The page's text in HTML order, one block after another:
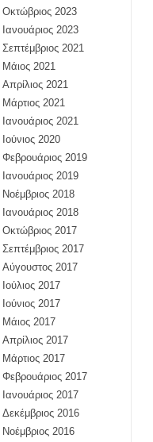
Οκτώβριος 2023
Ιανουάριος 2023
Σεπτέμβριος 2021
Μάιος 2021
Απρίλιος 2021
Μάρτιος 2021
Ιανουάριος 2021
Ιούνιος 2020
Φεβρουάριος 2019
Ιανουάριος 2019
Νοέμβριος 2018
Ιανουάριος 2018
Οκτώβριος 2017
Σεπτέμβριος 2017
Αύγουστος 2017
Ιούλιος 2017
Ιούνιος 2017
Μάιος 2017
Απρίλιος 2017
Μάρτιος 2017
Φεβρουάριος 2017
Ιανουάριος 2017
Δεκέμβριος 2016
Νοέμβριος 2016